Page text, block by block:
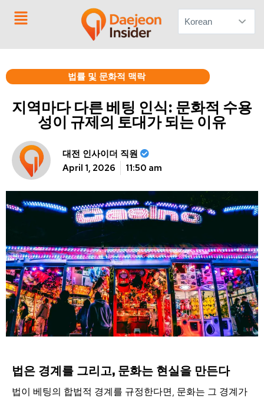
법률 및 문화적 맥락
지역마다 다른 베팅 인식: 문화적 수용
성이 규제의 토대가 되는 이유
대전 인사이더 직원
April 1, 2026 11:50 am
법은 경계를 그리고, 문화는 현실을 만든다
법이 베팅의 합법적 경계를 규정한다면, 문화는 그 경계가